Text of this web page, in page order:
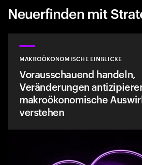
Neuerfinden mit
MAKROÖKONOMISCHE EINBLICKE
Vorausschauend handeln,
Veränderungen
makroökonomische
verstehen